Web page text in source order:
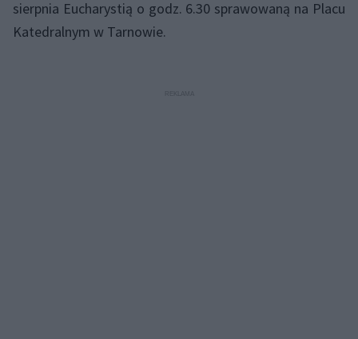
sierpnia Eucharystią o godz. 6.30 sprawowaną na Placu
Katedralnym w Tarnowie.